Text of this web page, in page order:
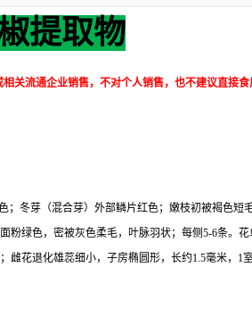
提取物
关流通企业销售，不对个人销售，也不建议直接
冬芽（混合芽）外部鳞片红色；嫩枝初被褐色短
绿色，密被灰色柔毛，叶脉羽状；每侧5-6条。
花退化雄蕊细小，子房椭圆形，长约1.5毫米，1